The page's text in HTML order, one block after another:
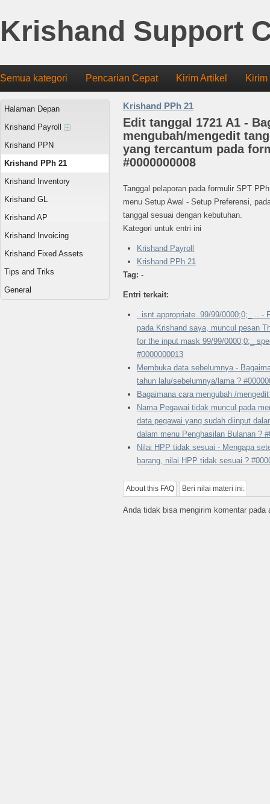
Krishand Support
Semua kategori Pencarian Cepat Kirim Artikel
Halaman Depan
Krishand Payroll
Krishand PPN
Krishand PPh 21
Krishand Inventory
Krishand GL
Krishand AP
Krishand Invoicing
Krishand Fixed Assets
Tips and Triks
General
Krishand PPh 21
Edit tanggal 1721 A1 -
mengubah/mengedit
yang tercantum pada
#0000000008
Tanggal pelaporan pada formulir SPT
menu Setup Awal - Setup Preferensi,
tanggal sesuai dengan kebutuhan.
Kategori untuk entri ini
Krishand Payroll
Krishand PPh 21
Tag: -
Entri terkait:
..isnt appropriate..99/99/0000;0;_ ..
pada Krishand saya, muncul pesan
for the input mask 99/99/0000;0;_
#0000000013
Membuka data sebelumnya -
tahun lalu/sebelumnya/lama ?
Bagaimana cara mengubah /
Nama Pegawai tidak muncul pada
data pegawai yang sudah diinput
dalam menu Penghasilan Bulanan ?
Nilai HPP tidak sesuai - Mengapa
barang, nilai HPP tidak sesuai ?
About this FAQ Beri nilai materi ini:
Anda tidak bisa mengirim komentar pada